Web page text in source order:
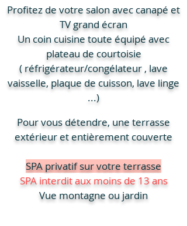
Profitez de votre salon avec canapé et
TV grand écran
Un coin cuisine toute équipé avec
plateau de courtoisie
( réfrigérateur/congélateur , lave
vaisselle, plaque de cuisson, lave linge
...)
Pour vous détendre, une terrasse
extérieur et entièrement couverte
SPA privatif sur votre terrasse
SPA interdit aux moins de 13 ans
Vue montagne ou jardin